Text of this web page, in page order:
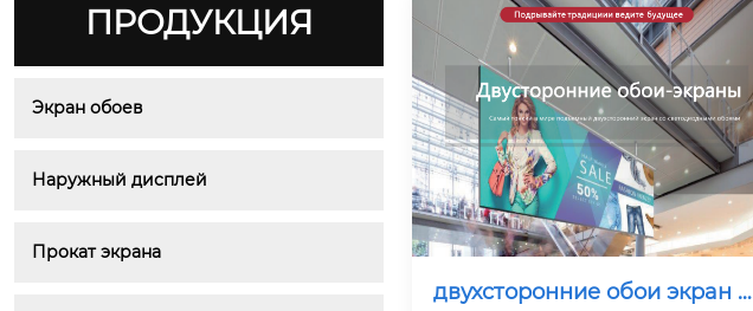
ПРОДУКЦИЯ
Экран обоев
Наружный дисплей
Прокат экрана
двухсторонние обои экран от